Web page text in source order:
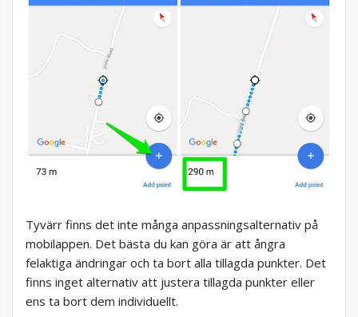
Tyvärr finns det inte många anpassningsalternativ på
mobilappen. Det bästa du kan göra är att ångra
felaktiga ändringar och ta bort alla tillagda punkter. Det
finns inget alternativ att justera tillagda punkter eller
ens ta bort dem individuellt.